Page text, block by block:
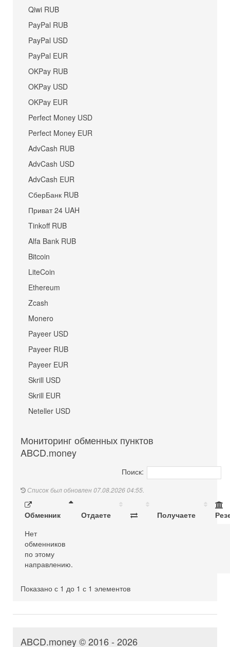
Qiwi RUB
PayPal RUB
PayPal USD
PayPal EUR
OKPay RUB
OKPay USD
OKPay EUR
Perfect Money USD
Perfect Money EUR
AdvCash RUB
AdvCash USD
AdvCash EUR
СберБанк RUB
Приват 24 UAH
Tinkoff RUB
Alfa Bank RUB
Bitcoin
LiteCoin
Ethereum
Zcash
Monero
Payeer USD
Payeer RUB
Payeer EUR
Skrill USD
Skrill EUR
Neteller USD
Мониторинг обменных пунктов
ABCD.money
Поиск:
Список был обновлен 07.08.2026 04:55.
Обменник Отдаете Получаете
Нет
обменников
по этому
направлению.
Показано с 1 до 1 с 1 элементов
ABCD.money © 2016 - 2026